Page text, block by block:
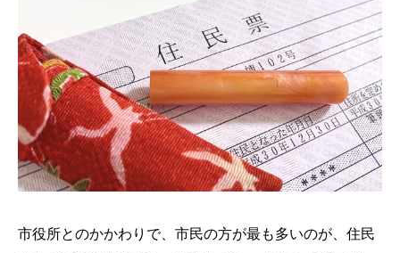
市役所とのかかわりで、市民の方が最も多いのが、住民